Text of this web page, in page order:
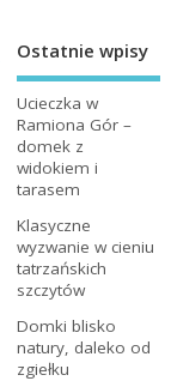
Ostatnie wpisy
Ucieczka w
Ramiona Gór –
domek z
widokiem i
tarasem
Klasyczne
wyzwanie w cieniu
tatrzańskich
szczytów
Domki blisko
natury, daleko od
zgiełku